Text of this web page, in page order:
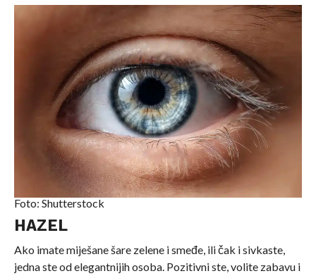
Foto: Shutterstock
HAZEL
Ako imate miješane šare zelene i smeđe, ili čak i sivkaste,
jedna ste od elegantnijih osoba. Pozitivni ste, volite zabavu i